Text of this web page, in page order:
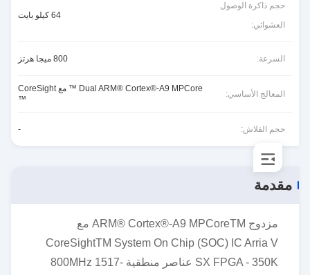
حجم ذاكرة الوصول
العشوائي:
64 كيلو بايت
السرعة: 800 ميجا هرتز
المعالج الأساسي:
Dual ARM® Cortex®-A9 MPCore ™ مع CoreSight
™
حجم الفلاش: -
مقدمة
مزدوج ARM® Cortex®-A9 MPCoreTM مع
CoreSightTM System On Chip (SOC) IC Arria V
SX FPGA - 350K عناصر منطقية 800MHz 1517-